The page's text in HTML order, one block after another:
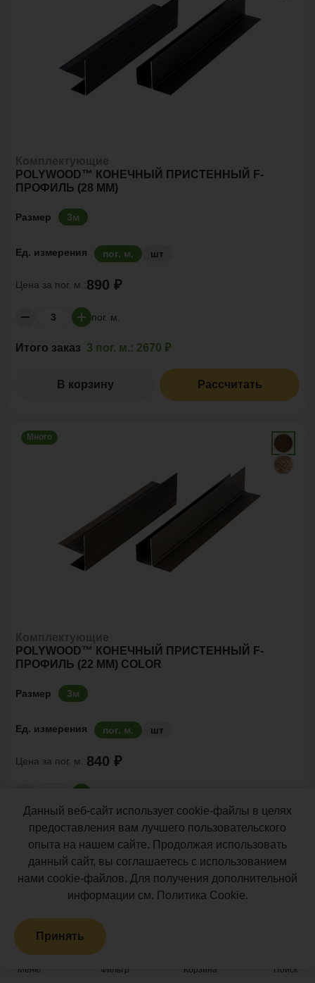
Меню Фильтр Корзина Поиск
POLYWOOD™ КОНЕЧНЫЙ ПРИСТЕННЫЙ F-
ПРОФИЛЬ (28 ММ)
Размер 3м
Ед. измерения пог. м. шт
Цена за пог. м.:890 ₽
пог. м.
Итого заказ 3 пог. м.: 2670 ₽
В корзину Рассчитать
Много
POLYWOOD™ КОНЕЧНЫЙ ПРИСТЕННЫЙ F-
ПРОФИЛЬ (22 ММ) COLOR
Размер 3м
Ед. измерения пог. м. шт
Цена за пог. м.:840 ₽
Итого заказ 3 пог. м.: 2520 ₽
В корзину Рассчитать
Данный веб-сайт использует cookie-файлы в целях
предоставления вам лучшего пользовательского
опыта на нашем сайте. Продолжая использовать
данный сайт, вы соглашаетесь с использованием
нами cookie-файлов. Для получения дополнительной
информации см. Политика Cookie.
Принять